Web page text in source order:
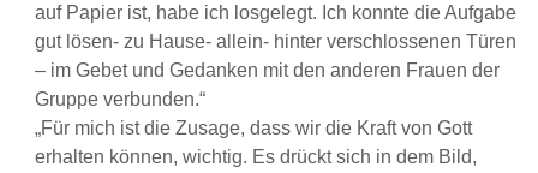
auf Papier ist, habe ich losgelegt. Ich konnte die Aufgabe
gut lösen- zu Hause- allein- hinter verschlossenen Türen
– im Gebet und Gedanken mit den anderen Frauen der
Gruppe verbunden.“
„Für mich ist die Zusage, dass wir die Kraft von Gott
erhalten können, wichtig. Es drückt sich in dem Bild,